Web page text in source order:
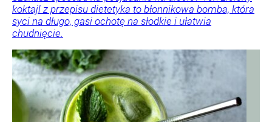
koktajl z przepisu dietetyka to błonnikowa bomba, która
syci na długo, gasi ochotę na słodkie i ułatwia
chudnięcie.